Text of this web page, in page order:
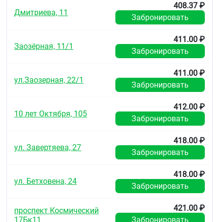
Дмитриева, 11
408.37 ₽
Забронировать
Заозёрная, 11/1
411.00 ₽
Забронировать
ул.Заозерная, 22/1
411.00 ₽
Забронировать
10 лет Октября, 105
412.00 ₽
Забронировать
ул. Завертяева, 27
418.00 ₽
Забронировать
ул. Бетховена, 24
418.00 ₽
Забронировать
проспект Космический
17Бк11
421.00 ₽
Забронировать